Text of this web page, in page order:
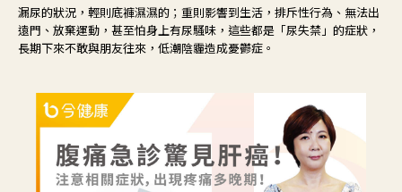
漏尿的狀況，輕則底褲濕濕的；重則影響到生活，排斥性行為、無法出
遠門、放棄運動，甚至怕身上有尿騷味，這些都是「尿失禁」的症狀，
長期下來不敢與朋友往來，低潮陰霾造成憂鬱症。